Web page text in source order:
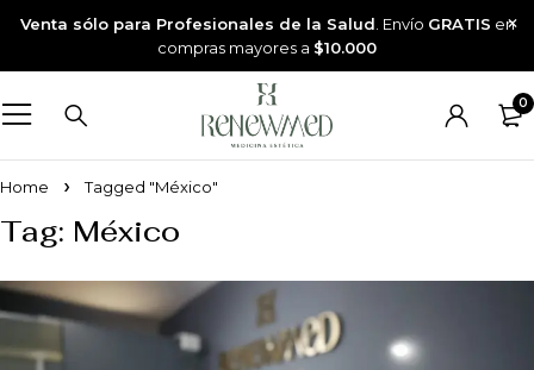
Venta sólo para Profesionales de la Salud . Envío GRATIS en
compras mayores a $10.000
0
Home Tagged "México"
Tag: México